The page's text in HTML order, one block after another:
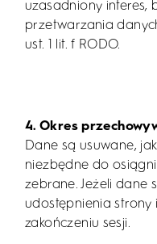
uzasadniony interes,
przetwarzania
ust. 1 lit. f RODO.
4. Okres
Dane są usuwane,
niezbędne do
zebrane. Jeżeli dane
udostępnienia strony
zakończeniu sesji.